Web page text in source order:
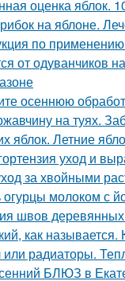
оценка яблок.
на яблоне.
по
от одуванчиков
осеннюю
на туях.
яблок. Летние
уход и
за хвойными
огурцы молоком с
швов
как
радиаторы.
БЛЮЗ в